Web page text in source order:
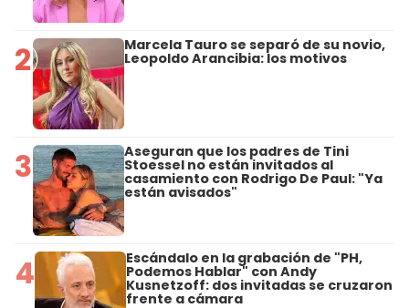
2 Marcela Tauro se separó de su novio,
Leopoldo Arancibia: los motivos
3 Aseguran que los padres de Tini
Stoessel no están invitados al
casamiento con Rodrigo De Paul: "Ya
están avisados"
4 Escándalo en la grabación de "PH,
Podemos Hablar" con Andy
Kusnetzoff: dos invitadas se cruzaron
frente a cámara